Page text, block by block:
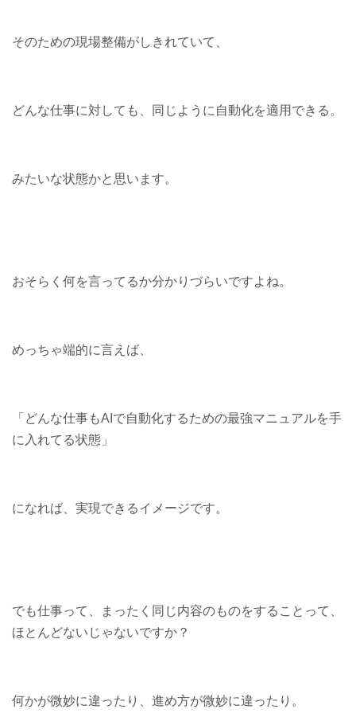
そのための現場整備がしきれていて、
どんな仕事に対しても、同じように自動化を適用できる。
みたいな状態かと思います。
おそらく何を言ってるか分かりづらいですよね。
めっちゃ端的に言えば、
「どんな仕事もAIで自動化するための最強マニュアルを手
に入れてる状態」
になれば、実現できるイメージです。
でも仕事って、まったく同じ内容のものをすることって、
ほとんどないじゃないですか？
何かが微妙に違ったり、進め方が微妙に違ったり。